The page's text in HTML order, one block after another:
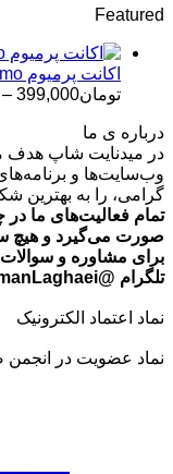
Featured
اکانت پرمیوم Puzzmo - سایت پازل و بازی های فکری
تومان399,000
–
درباره ی ما
در میدنایت شاپ هدف
وب‌سایت‌ها و
گرامی، را به بهترین
تمام فعالیت‌های ما
صورت می‌گیرد و هیچ
برای مشاوره و سوالات
تلگرام @ArmanLaghaei در ارتباط باشید.
نماد اعتماد الکترونیک
نماد عضویت در انجمن